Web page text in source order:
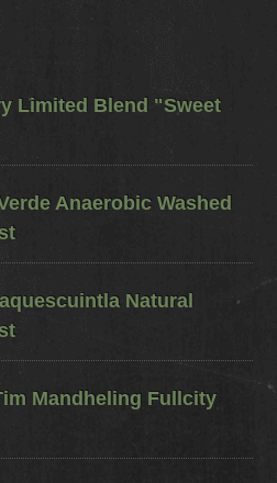
Limited Blend "Sweet
Anaerobic Washed
Natural
Mandheling Fullcity